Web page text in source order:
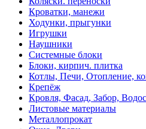
Кроватки, манежи
Ходунки, прыгунки
Игрушки
Наушники
Системные блоки
Блоки, кирпич. плитка
Котлы, Печи, Отопление,
Крепёж
Кровля, Фасад, Забор,
Листовые материалы
Металлопрокат